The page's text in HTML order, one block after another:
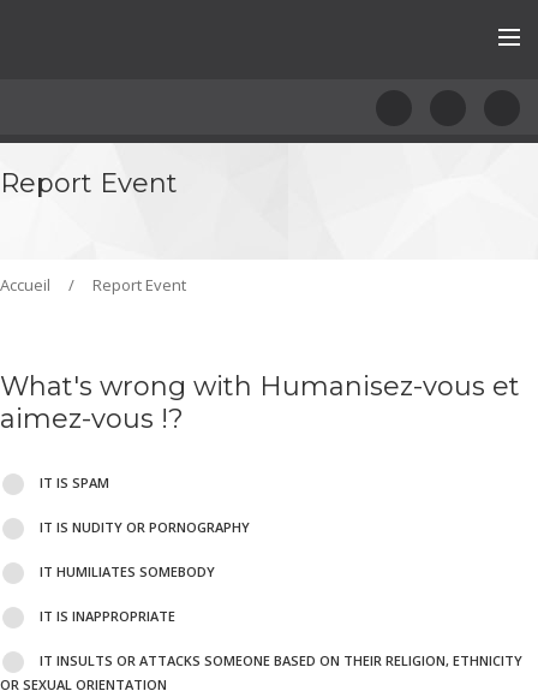
Report Event
Accueil / Report Event
What's wrong with Humanisez-vous et
aimez-vous !?
IT IS SPAM
IT IS NUDITY OR PORNOGRAPHY
IT HUMILIATES SOMEBODY
IT IS INAPPROPRIATE
IT INSULTS OR ATTACKS SOMEONE BASED ON THEIR RELIGION, ETHNICITY
OR SEXUAL ORIENTATION